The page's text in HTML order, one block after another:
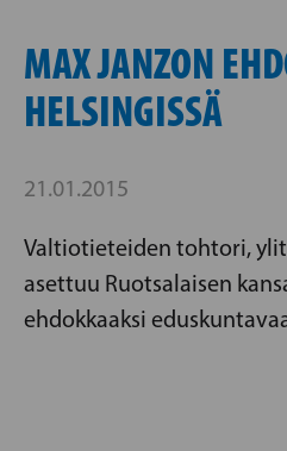
MAX JANZON
HELSINGISSÄ
21.01.2015
Valtiotieteiden tohtori,
asettuu Ruotsalaisen
ehdokkaaksi